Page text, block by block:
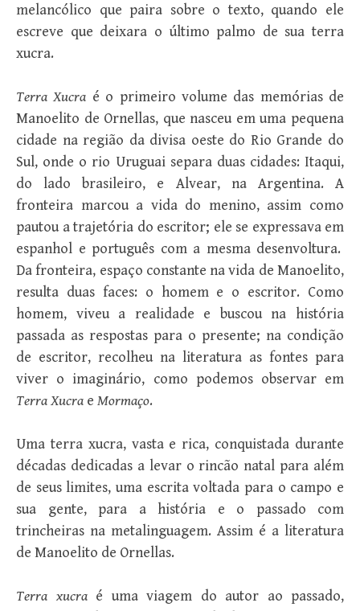
melancólico que paira sobre o texto, quando ele
escreve que deixara o último palmo de sua terra
xucra.
Terra Xucra é o primeiro volume das memórias de
Manoelito de Ornellas, que nasceu em uma pequena
cidade na região da divisa oeste do Rio Grande do
Sul, onde o rio Uruguai separa duas cidades: Itaqui,
do lado brasileiro, e Alvear, na Argentina. A
fronteira marcou a vida do menino, assim como
pautou a trajetória do escritor; ele se expressava em
espanhol e português com a mesma desenvoltura.
Da fronteira, espaço constante na vida de Manoelito,
resulta duas faces: o homem e o escritor. Como
homem, viveu a realidade e buscou na história
passada as respostas para o presente; na condição
de escritor, recolheu na literatura as fontes para
viver o imaginário, como podemos observar em
Terra Xucra e Mormaço.
Uma terra xucra, vasta e rica, conquistada durante
décadas dedicadas a levar o rincão natal para além
de seus limites, uma escrita voltada para o campo e
sua gente, para a história e o passado com
trincheiras na metalinguagem. Assim é a literatura
de Manoelito de Ornellas.
Terra xucraé uma viagem do autor ao passado,